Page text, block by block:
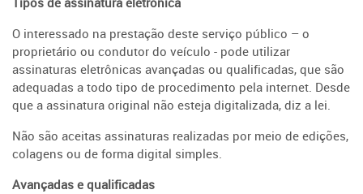
O interessado na prestação deste serviço público – o
proprietário ou condutor do veículo - pode utilizar
assinaturas eletrônicas avançadas ou qualificadas, que são
adequadas a todo tipo de procedimento pela internet. Desde
que a assinatura original não esteja digitalizada, diz a lei.
Não são aceitas assinaturas realizadas por meio de edições,
colagens ou de forma digital simples.
Avançadas e qualificadas